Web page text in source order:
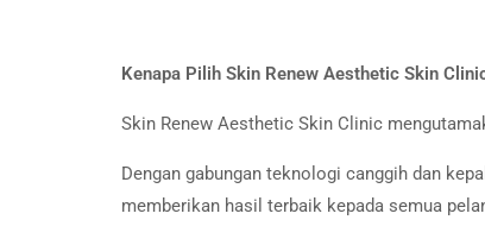
Kenapa Pilih Skin Renew Aesthetic Skin
Skin Renew Aesthetic Skin Clinic
Dengan gabungan teknologi canggih dan
memberikan hasil terbaik kepada semua